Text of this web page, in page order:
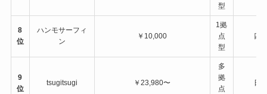
型
8
位
ハンモサーフィ
ン
￥10,000
1拠
点
型
四
9
位
tsugitsugi ￥23,980〜
多
拠
点
日